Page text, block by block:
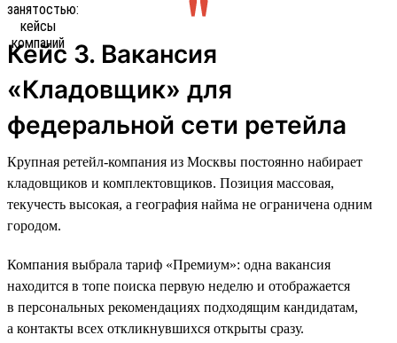
Кейс 3. Вакансия
«Кладовщик» для
федеральной сети ретейла
Крупная ретейл-компания из Москвы постоянно набирает
кладовщиков и комплектовщиков. Позиция массовая,
текучесть высокая, а география найма не ограничена одним
городом.
Компания выбрала тариф «Премиум»: одна вакансия
находится в топе поиска первую неделю и отображается
в персональных рекомендациях подходящим кандидатам,
а контакты всех откликнувшихся открыты сразу.